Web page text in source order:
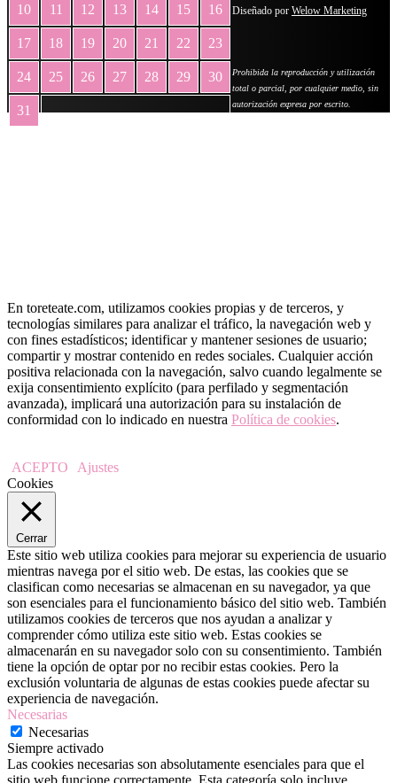
10 11 12 13 14 15 16
17 18 19 20 21 22 23
24 25 26 27 28 29 30
31
Diseñado por Welow Marketing
Prohibida la reproducción y utilización
total o parcial, por cualquier medio, sin
autorización expresa por escrito.
En toreteate.com, utilizamos cookies propias y de terceros, y
tecnologías similares para analizar el tráfico, la navegación web y
con fines estadísticos; identificar y mantener sesiones de usuario;
compartir y mostrar contenido en redes sociales. Cualquier acción
positiva relacionada con la navegación, salvo cuando legalmente se
exija consentimiento explícito (para perfilado y segmentación
avanzada), implicará una autorización para su instalación de
conformidad con lo indicado en nuestra Política de cookies.
ACEPTO
Ajustes
Cookies
Cerrar
Este sitio web utiliza cookies para mejorar su experiencia de usuario
mientras navega por el sitio web. De estas, las cookies que se
clasifican como necesarias se almacenan en su navegador, ya que
son esenciales para el funcionamiento básico del sitio web. También
utilizamos cookies de terceros que nos ayudan a analizar y
comprender cómo utiliza este sitio web. Estas cookies se
almacenarán en su navegador solo con su consentimiento. También
tiene la opción de optar por no recibir estas cookies. Pero la
exclusión voluntaria de algunas de estas cookies puede afectar su
experiencia de navegación.
Necesarias
Necesarias
Siempre activado
Las cookies necesarias son absolutamente esenciales para que el
sitio web funcione correctamente. Esta categoría solo incluye